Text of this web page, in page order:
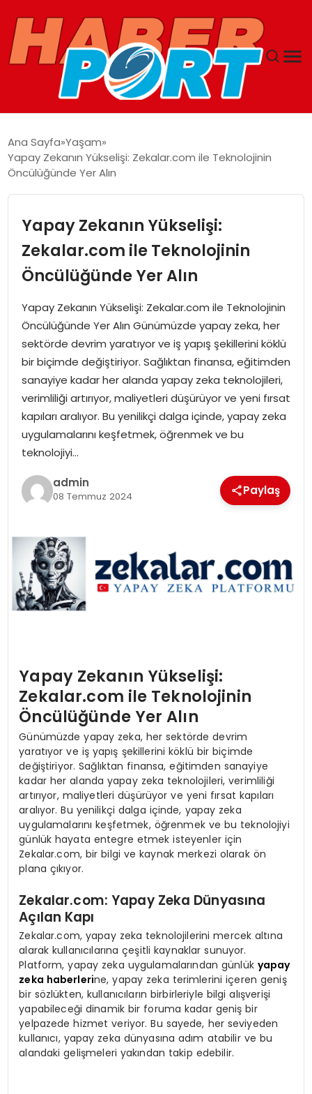
GUNCEL
SAĞLIK
SPOR
MAGAZIN
SPOR
EĞITIM
OTOMOBIL
TEKNOLOJI
EKONOMI
Ana Sayfa Yaşam
Yapay Zekanın Yükselişi: Zekalar.com ile Teknolojinin
Öncülüğünde Yer Alın
Yapay Zekanın Yükselişi:
Zekalar.com ile Teknolojinin
Öncülüğünde Yer Alın
Yapay Zekanın Yükselişi: Zekalar.com ile Teknolojinin
Öncülüğünde Yer Alın Günümüzde yapay zeka, her
sektörde devrim yaratıyor ve iş yapış şekillerini köklü
bir biçimde değiştiriyor. Sağlıktan finansa, eğitimden
sanayiye kadar her alanda yapay zeka teknolojileri,
verimliliği artırıyor, maliyetleri düşürüyor ve yeni fırsat
kapıları aralıyor. Bu yenilikçi dalga içinde, yapay zeka
uygulamalarını keşfetmek, öğrenmek ve bu
teknolojiyi…
admin
08 Temmuz 2024 Paylaş
Yapay Zekanın Yükselişi:
Zekalar.com ile Teknolojinin
Öncülüğünde Yer Alın
Günümüzde yapay zeka, her sektörde devrim
yaratıyor ve iş yapış şekillerini köklü bir biçimde
değiştiriyor. Sağlıktan finansa, eğitimden sanayiye
kadar her alanda yapay zeka teknolojileri, verimliliği
artırıyor, maliyetleri düşürüyor ve yeni fırsat kapıları
aralıyor. Bu yenilikçi dalga içinde, yapay zeka
uygulamalarını keşfetmek, öğrenmek ve bu teknolojiyi
günlük hayata entegre etmek isteyenler için
Zekalar.com, bir bilgi ve kaynak merkezi olarak ön
plana çıkıyor.
Zekalar.com: Yapay Zeka Dünyasına
Açılan Kapı
Zekalar.com, yapay zeka teknolojilerini mercek altına
alarak kullanıcılarına çeşitli kaynaklar sunuyor.
Platform, yapay zeka uygulamalarından günlük yapay
zeka haberlerine, yapay zeka terimlerini içeren geniş
bir sözlükten, kullanıcıların birbirleriyle bilgi alışverişi
yapabileceği dinamik bir foruma kadar geniş bir
yelpazede hizmet veriyor. Bu sayede, her seviyeden
kullanıcı, yapay zeka dünyasına adım atabilir ve bu
alandaki gelişmeleri yakından takip edebilir.